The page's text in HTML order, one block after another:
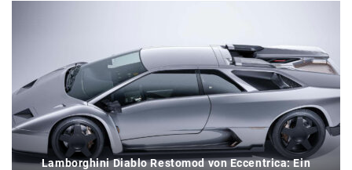
Lamborghini Diablo Restomod von Eccentrica: Ein